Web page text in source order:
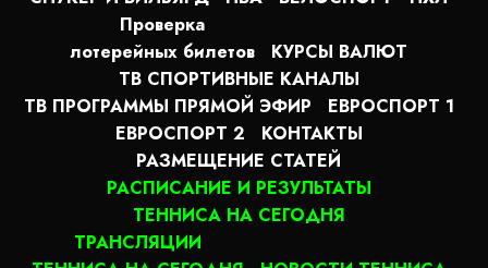
Проверка
лотерейных билетов
КУРСЫ ВАЛЮТ
ТВ СПОРТИВНЫЕ КАНАЛЫ
ТВ ПРОГРАММЫ ПРЯМОЙ ЭФИР
ЕВРОСПОРТ 1
ЕВРОСПОРТ 2
КОНТАКТЫ
РАЗМЕЩЕНИЕ СТАТЕЙ
РАСПИСАНИЕ И РЕЗУЛЬТАТЫ
ТЕННИСА НА СЕГОДНЯ
ТРАНСЛЯЦИИ